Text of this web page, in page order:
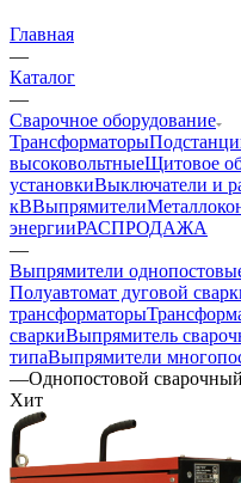
Главная
—
Каталог
—
Сварочное оборудование
Трансформаторы
высоковольтныеЩитовое
установкиВыключатели и
кВВыпрямители
энергииРАСПРОДАЖА
—
Выпрямители
Полуавтомат дуговой
трансформаторы
сваркиВыпрямитель
типаВыпрямители
—Однопостовой
Хит